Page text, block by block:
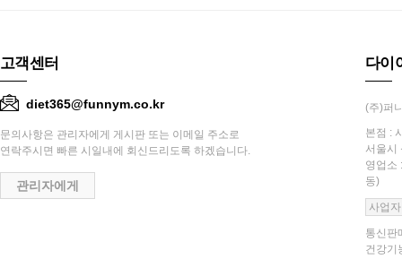
고객센터
diet365@funnym.co.kr
문의사항은 관리자에게 게시판 또는 이메일 주소로
연락주시면 빠른 시일내에 회신드리도록 하겠습니다.
관리자에게
다이
(주)퍼
본점 :
서울시
영업소
동)
사업
통신판
건강기